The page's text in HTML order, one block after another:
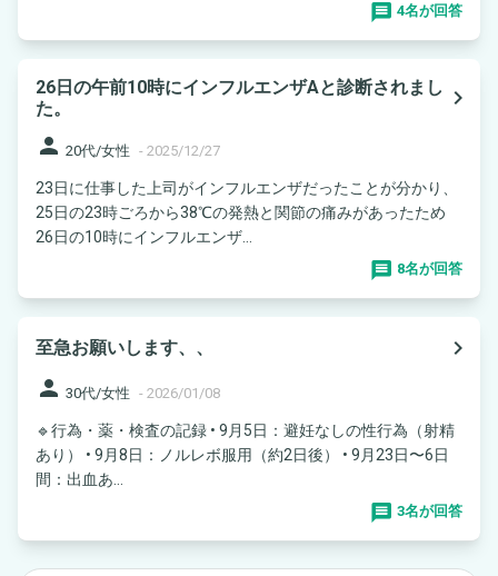
4名が回答
26日の午前10時にインフルエンザAと診断されまし
た。
navigate_next
person 20代/女性 - 2025/12/27
23日に仕事した上司がインフルエンザだったことが分かり、
25日の23時ごろから38℃の発熱と関節の痛みがあったため
26日の10時にインフルエンザ...
8名が回答
至急お願いします、、
navigate_next
person 30代/女性 - 2026/01/08
🔹行為・薬・検査の記録 • 9月5日：避妊なしの性行為（射精
あり） • 9月8日：ノルレボ服用（約2日後） • 9月23日〜6日
間：出血あ...
3名が回答